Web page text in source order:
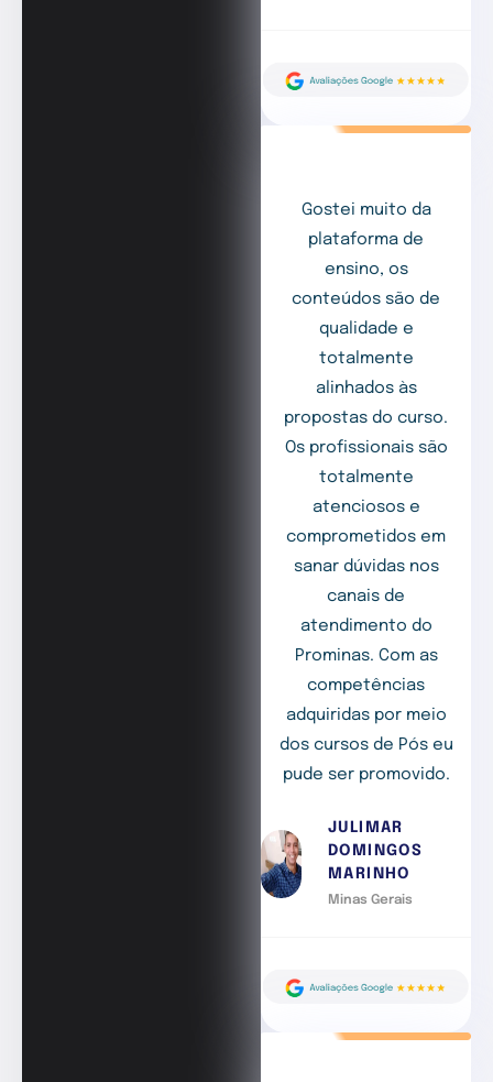
Gostei muito da
plataforma de
ensino, os
conteúdos são de
qualidade e
totalmente
alinhados às
propostas do curso.
Os profissionais são
totalmente
atenciosos e
comprometidos em
sanar dúvidas nos
canais de
atendimento do
Prominas. Com as
competências
adquiridas por meio
dos cursos de Pós eu
pude ser promovido.
JULIMAR
DOMINGOS
MARINHO
Minas Gerais